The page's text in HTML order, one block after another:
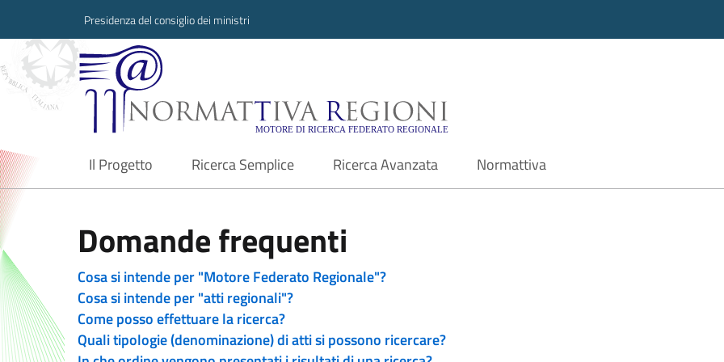
Presidenza del consiglio dei ministri
Normattiva Regioni - Motore di ricerca
Il Progetto
current Ricerca Semplice Ricerca Avanzata Normattiva
Domande frequenti
Cosa si intende per "Motore Federato Regionale"?
Cosa si intende per "atti regionali"?
Come posso effettuare la ricerca?
Quali tipologie (denominazione) di atti si possono ricercare?